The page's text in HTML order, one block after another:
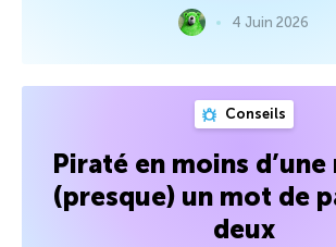
4 Juin 2026
Conseils
Piraté en moins
(presque) un mot de
deux